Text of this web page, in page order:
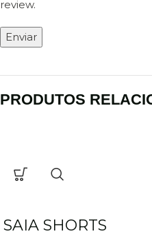
review.
PRODUTOS
SAIA SHORTS